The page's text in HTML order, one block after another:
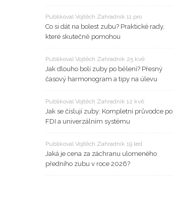
Publikoval Vojtěch Zahradník 11 pro
Co si dát na bolest zubu? Praktické rady,
které skutečně pomohou
Publikoval Vojtěch Zahradník 25 kvě
Jak dlouho bolí zuby po bělení? Přesný
časový harmonogram a tipy na úlevu
Publikoval Vojtěch Zahradník 12 kvě
Jak se číslují zuby: Kompletní průvodce po
FDI a univerzálním systému
Publikoval Vojtěch Zahradník 19 led
Jaká je cena za záchranu ulomeného
předního zubu v roce 2026?